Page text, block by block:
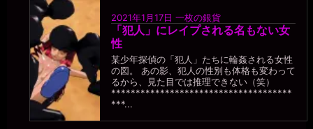
2021年1月17日 一枚の銀貨
「犯人」にレイプされる名もない女
性
某少年探偵の「犯人」たちに輪姦される女性
の図。 あの影、犯人の性別も体格も変わって
るから、見た目では推理できない（笑）
*************************************
***...
うう。。褒めていただいているんでしょうか。。？
一枚の銀貨
2026年7月18日 - 21:29
褒めてるよ、読みやすくエロい。そして、こんなアホな女見たこと
ない、と呆れてる┐(´∀｀)┌
miiki0119
2026年7月18日 - 21:30
うう。。褒められてるけど。。情けないです。。